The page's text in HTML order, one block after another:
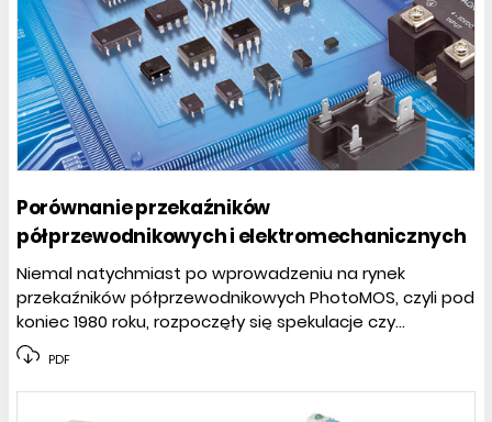
Porównanie przekaźników
półprzewodnikowych i elektromechanicznych
Niemal natychmiast po wprowadzeniu na rynek
przekaźników półprzewodnikowych PhotoMOS, czyli pod
koniec 1980 roku, rozpoczęły się spekulacje czy...
PDF